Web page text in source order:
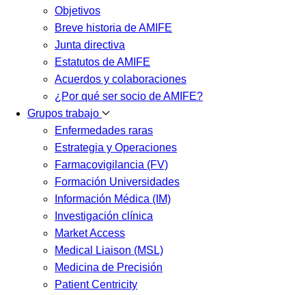
Objetivos
Breve historia de AMIFE
Junta directiva
Estatutos de AMIFE
Acuerdos y colaboraciones
¿Por qué ser socio de AMIFE?
Grupos trabajo
Enfermedades raras
Estrategia y Operaciones
Farmacovigilancia (FV)
Formación Universidades
Información Médica (IM)
Investigación clínica
Market Access
Medical Liaison (MSL)
Medicina de Precisión
Patient Centricity